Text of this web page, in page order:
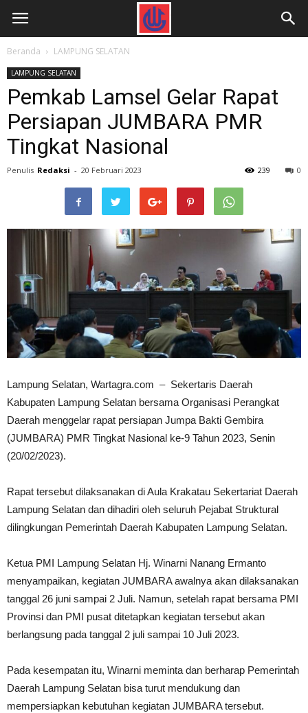
Beranda LAMPUNG SELATAN
LAMPUNG SELATAN
Pemkab Lamsel Gelar Rapat
Persiapan JUMBARA PMR
Tingkat Nasional
Penulis Redaksi - 20 Februari 2023 0
239
Lampung Selatan, Wartagra.com – Sekertaris Daerah
Kabupaten Lampung Selatan bersama Organisasi Perangkat
Daerah menggelar rapat persiapan Jumpa Bakti Gembira
(JUMBARA) PMR Tingkat Nasional ke-9 Tahun 2023, Senin
(20/02/2023).
Rapat tersebut dilaksanakan di Aula Krakatau Sekertariat Daerah
Lampung Selatan dan dihadiri oleh seluruh Pejabat Struktural
dilingkungan Pemerintah Daerah Kabupaten Lampung Selatan.
Ketua PMI Lampung Selatan Hj. Winarni Nanang Ermanto
menyampaikan, kegiatan JUMBARA awalnya akan dilaksanakan
tanggal 26 juni sampai 2 Juli. Namun, setelah rapat bersama PMI
Provinsi dan PMI pusat ditetapkan kegiatan tersebut akan
berlangsung pada tanggal 2 juli sampai 10 Juli 2023.
Pada kesempatan itu, Winarni meminta dan berharap Pemerintah
Daerah Lampung Selatan bisa turut mendukung dan
mempersiapkan kebutuhan kegiatan JUMBARA tersebut.